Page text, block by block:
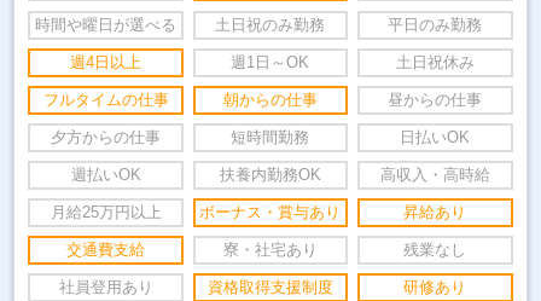
時間や曜日が選べる 土日祝のみ勤務 平日のみ勤務
週4日以上 週1日～OK 土日祝休み
フルタイムの仕事 朝からの仕事 昼からの仕事
夕方からの仕事 短時間勤務 日払いOK
週払いOK 扶養内勤務OK 高収入・高時給
月給25万円以上 ボーナス・賞与あり 昇給あり
交通費支給 寮・社宅あり 残業なし
社員登用あり 資格取得支援制度 研修あり